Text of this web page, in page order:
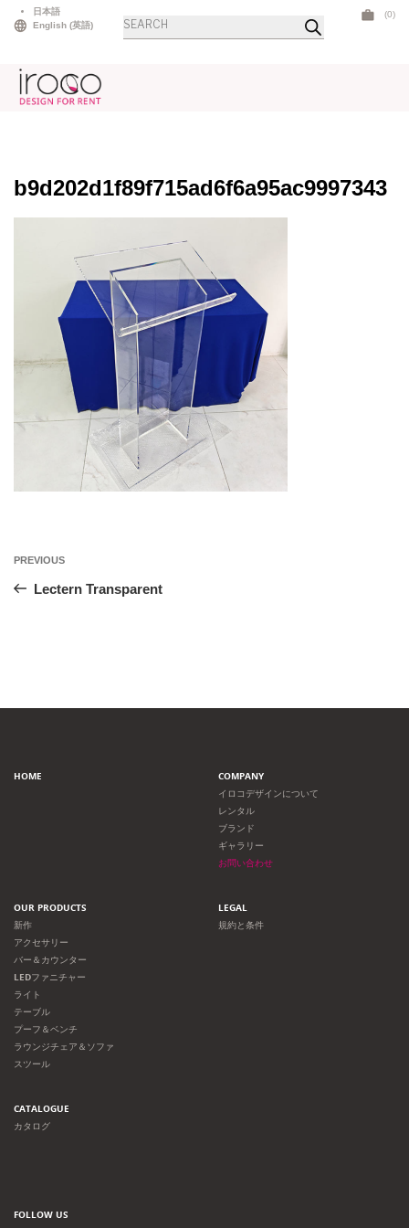
日本語
English (英語)
商
品
(0)
b9d202d1f89f715ad6f6a95ac9997343
投
稿
ゲ
シ
Previous
PREVIOUS
Lectern Transparent
HOME
COMPANY
イロコデザインについて
レンタル
ブランド
ギャラリー
お問い合わせ
OUR PRODUCTS
新作
アクセサリー
バー＆カウンター
LEDファニチャー
ライト
テーブル
プーフ＆ベンチ
ラウンジチェア＆ソファ
スツール
LEGAL
規約と条件
CATALOGUE
カタログ
FOLLOW US